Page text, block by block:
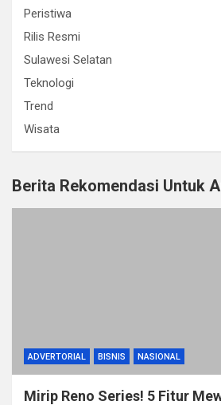
Peristiwa
Rilis Resmi
Sulawesi Selatan
Teknologi
Trend
Wisata
Berita Rekomendasi Untuk
ADVERTORIAL BISNIS NASIONAL
Mirip Reno Series! 5 Fitur